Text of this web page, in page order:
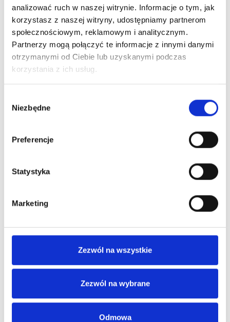
analizować ruch w naszej witrynie. Informacje o tym, jak
korzystasz z naszej witryny, udostępniamy partnerom
społecznościowym, reklamowym i analitycznym.
Partnerzy mogą połączyć te informacje z innymi danymi
otrzymanymi od Ciebie lub uzyskanymi podczas
korzystania z ich usług.
zgody
Niezbędne
Preferencje
Statystyka
Marketing
Zezwól na wszystkie
Zezwól na wybrane
Odmowa
HISTORIE KLIENTÓW
Przykładowe programy
lojalnościowe naszych